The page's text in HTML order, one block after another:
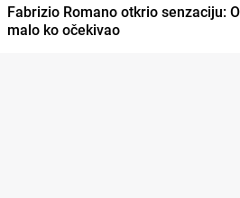
Fabrizio Romano otkrio senzaciju:
malo ko očekivao